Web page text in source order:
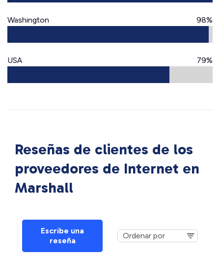
Washington 98%
USA 79%
Reseñas de clientes de los
proveedores de Internet en
Marshall
Escribe una
reseña